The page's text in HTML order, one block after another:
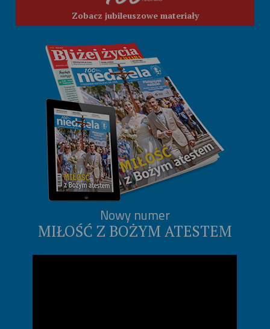
Zobacz jubileuszowe materiały
Nowy numer
MIŁOŚĆ Z BOŻYM ATESTEM